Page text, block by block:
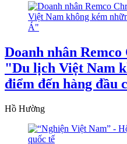
Doanh nhân
"Du lịch Việt Nam
điểm đến hàng đầu
Hồ Hường